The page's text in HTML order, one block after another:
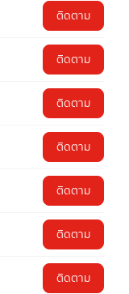
ติดตาม
ติดตาม
ติดตาม
ติดตาม
ติดตาม
ติดตาม
ติดตาม